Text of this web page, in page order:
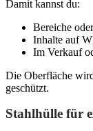
Damit kannst du:
Bereiche
Inhalte auf
Im Verkauf
Die Oberfläche
geschützt.
Stahlhülle für